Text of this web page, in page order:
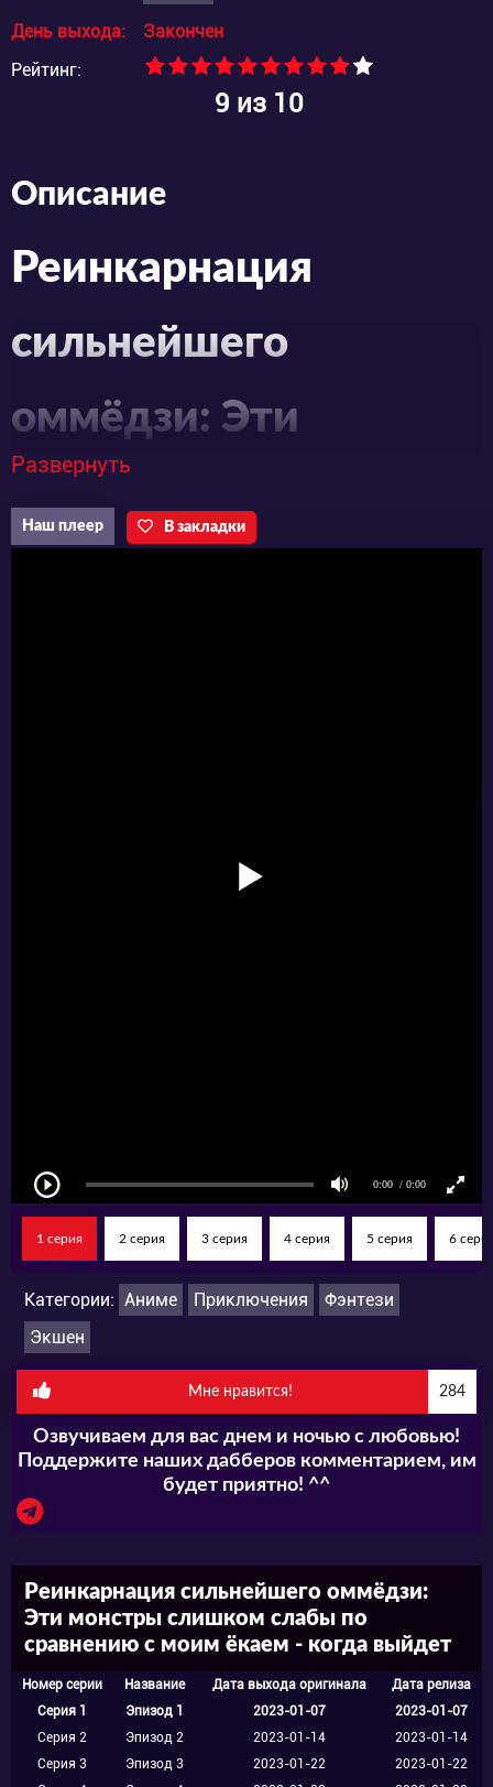
День выхода:
Закончен
Рейтинг:
9 из 10
Описание
Реинкарнация
сильнейшего
оммёдзи: Эти
в жанрах приключенческого экшена и
после смерти остаётся весьма
могущественным созданием. Главный герой
применяет технику реинкарнации и
отправляется в параллельное измерение. Он
перерождается в семье магов, однако
унаследовать этот дар от родителей ему не
удаётся. Харуёси особо не расстраивается,
что остался без магии, поскольку у него есть
исключительная мощь ещё из прошлой
жизни. Главный герой довольно быстро
понимает, что именно он – хозяин
собственной жизни. Поэтому никто не может
встать у него на пути к успеху. Харуёси
уверен, что прекрасно справится со всем и
без магии.
Развернуть
Наш плеер В закладки
1 серия 2 серия 3 серия 4 серия 5 серия 6
Категории: Аниме Приключения
Фэнтези
Экшен
Мне нравится! 284
Озвучиваем для вас днем и ночью с любовью!
Поддержите наших дабберов комментарием, им
будет приятно! ^^
Реинкарнация сильнейшего оммёдзи:
Эти монстры слишком слабы по
сравнению с моим ёкаем - когда выйдет
Номер серии Название Дата выхода оригинала
Дата релиза
Серия 1
Эпизод 1 2023-01-07
2023-01-07
Серия 2
Эпизод 2 2023-01-14
2023-01-14
Серия 3
Эпизод 3 2023-01-22
2023-01-22